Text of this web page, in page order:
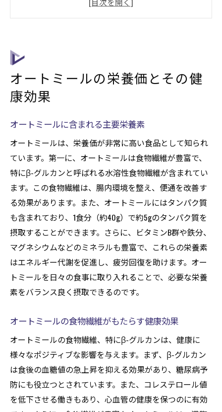
オートミールを使った健康的な朝食のレシピ
フルーツとナッツを使ったオートミールボ
プロテイン豊富なオートミールの作り方
スムージー風オートミールの提案
忙しい朝に最適なオーバーナイトオートミ
ール
オートミールパンケーキでエネルギーチャ
ージ
オートミール入り卵焼きの健康効果
オートミールの調理法とその栄養価向上のコツ
オートミールを美味しくする秘訣
オートミールの浸水時間について
オートミールの栄養を引き出す調理温度
オートミールを使ったスープの作り方
電子レンジで簡単調理する方法
ダイエットに効くオートミールの取り入れ方
日々の食事にオートミールを取り入れる方
法
オートミールの栄養価とその健
康効果
オートミールに含まれる主要栄養素
オートミールは、栄養価が非常に高い食品として知られ
ています。第一に、オートミールは食物繊維が豊富で、
特にβ-グルカンと呼ばれる水溶性食物繊維が含まれてい
ます。この食物繊維は、腸内環境を整え、便通を改善す
る効果があります。また、オートミールにはタンパク質
も含まれており、1食分（約40g）で約5gのタンパク質を
摂取することができます。さらに、ビタミンB群や鉄分、
マグネシウムなどのミネラルも豊富で、これらの栄養素
はエネルギー代謝を促進し、疲労回復を助けます。オー
トミールを日々の食事に取り入れることで、必要な栄養
素をバランス良く摂取できるのです。
オートミールの食物繊維がもたらす健康効果
オートミールの食物繊維、特にβ-グルカンは、健康に
様々なポジティブな影響を与えます。まず、β-グルカン
は食後の血糖値の急上昇を抑える効果があり、糖尿病予
防にも役立つとされています。また、コレステロール値
を低下させる働きもあり、心血管の健康を保つのに有効